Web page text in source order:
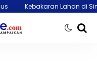
Kebakaran Lahan di